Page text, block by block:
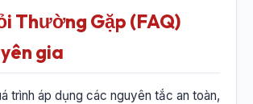
Thường Gặp (FAQ)
gia
trình áp dụng các nguyên tắc an toàn,